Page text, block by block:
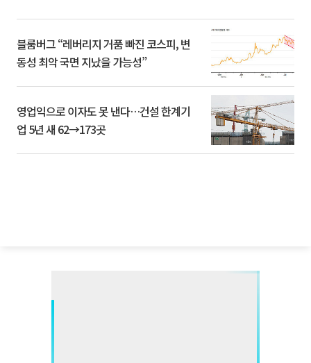
블룸버그 “레버리지 거품 빠진 코스피, 변
동성 최악 국면 지났을 가능성”
영업익으로 이자도 못 낸다…건설 한계기
업 5년 새 62→173곳